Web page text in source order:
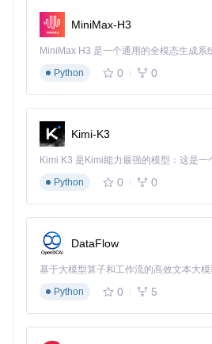
git clone
（点击代码块右侧复制按钮即可复制
I、MOV等常见格式。
第三步：一键开始修复使用以下核
from video_repair import
enhancer = VideoEnhancer()
result = enhancer.repair(
result.save("restored_video.mp4"
（点击代码块右侧复制按钮即可复制代
进阶版：自定义修复参数
MiniMax-H3
Python
0 0
Kimi-K3
Python
0 0
DataFlow
基于大模型算子和工作流的高效文本大
Python
0 5